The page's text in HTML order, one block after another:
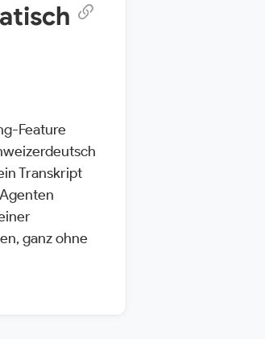
Feature
Transkript
ganz ohne